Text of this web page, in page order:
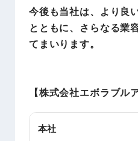
今後も当社は、より良
とともに、さらなる業
てまいります。
【株式会社エボラブル
本社